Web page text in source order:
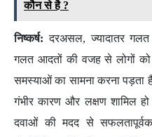
कौन से है ?
निष्कर्ष:दरअसल, ज्यादातर
गलत आदतों की वजह से लोगों
समस्याओं का सामना करना पड़ता
गंभीर कारण और लक्षण शामिल
दवाओं की मदद से